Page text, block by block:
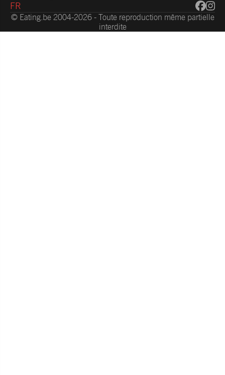
FR
© Eating.be 2004-2026 - Toute reproduction même partielle
interdite